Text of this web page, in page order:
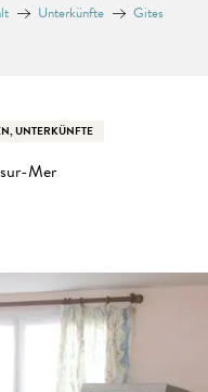
Unterkünfte
Gites
UNTERKÜNFTE
Mer